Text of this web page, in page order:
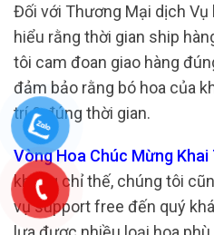
Đối với Thương Mại dịch Vụ
hiểu rằng thời gian ship
tôi cam đoan giao hàng
đảm bảo rằng bó hoa của
trí & đúng thời gian.
Vòng Hoa Chúc Mừng Khai
không chỉ thế, chúng tôi
vụ support free đến quý